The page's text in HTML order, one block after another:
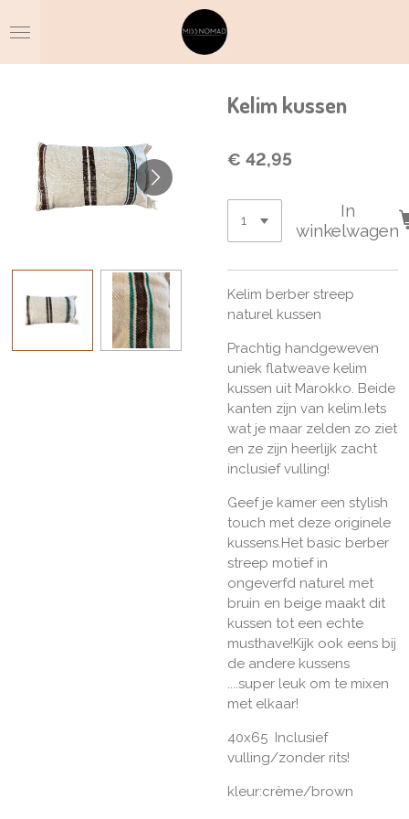
direct
Kelim kussen
€ 42,95
In
winkelwagen
Kelim berber streep
naturel kussen
Prachtig handgeweven
uniek flatweave kelim
kussen uit Marokko. Beide
kanten zijn van kelim.Iets
wat je maar zelden zo ziet
en ze zijn heerlijk zacht
inclusief vulling!
Geef je kamer een stylish
touch met deze originele
kussens.Het basic berber
streep motief in
ongeverfd naturel met
bruin en beige maakt dit
kussen tot een echte
musthave!Kijk ook eens bij
de andere kussens
....super leuk om te mixen
met elkaar!
40x65 Inclusief
vulling/zonder rits!
kleur:crème/brown